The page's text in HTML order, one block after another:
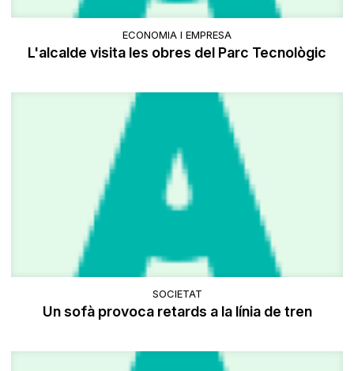
ECONOMIA I EMPRESA
L'alcalde visita les obres del Parc Tecnològic
SOCIETAT
Un sofà provoca retards a la línia de tren